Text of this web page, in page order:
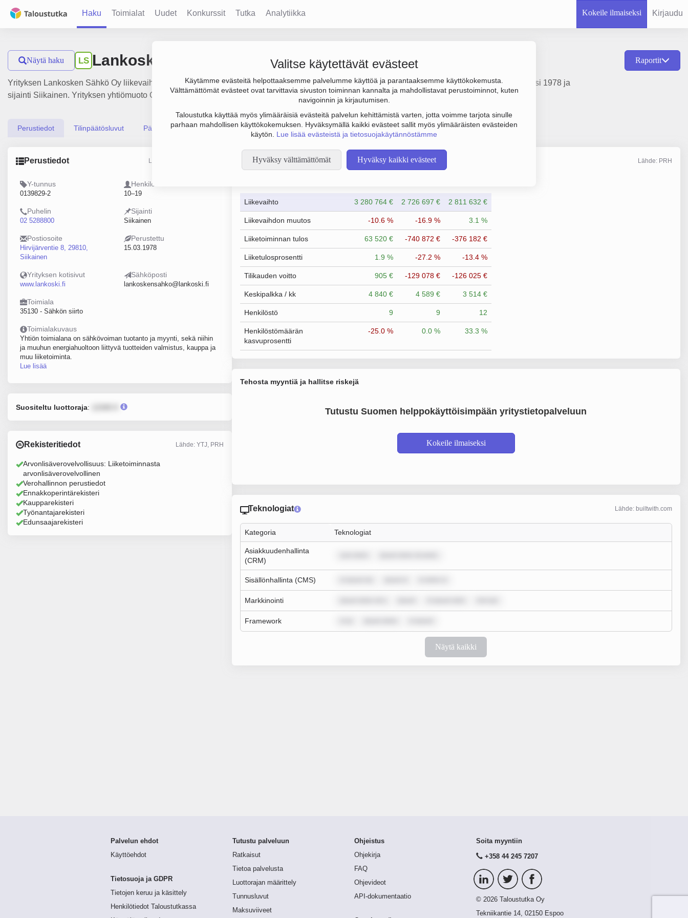
Haku Toimialat Uudet Konkurssit Tutka Analytiikka Kokeile ilmaiseksi Kirjaudu
Valitse käytettävät evästeet
Käytämme evästeitä helpottaaksemme palvelumme käyttöä ja parantaaksemme käyttökokemusta.
Välttämättömät evästeet ovat tarvittavia sivuston toiminnan kannalta ja mahdollistavat perustoiminnot, kuten
navigoinnin ja kirjautumisen.
Taloustutka käyttää myös ylimääräisiä evästeitä palvelun kehittämistä varten, jotta voimme tarjota sinulle
parhaan mahdollisen käyttökokemuksen. Hyväksymällä kaikki evästeet sallit myös ylimääräisten evästeiden
käytön. Lue lisää evästeistä ja tietosuojakäytännöstämme
Hyväksy välttämättömät Hyväksy kaikki evästeet
Näytä haku LS Lankosken Sähkö Oy Raportit
Yrityksen Lankosken Sähkö Oy liikevaihto on 2.8 milj. €, tulos -376 000 € ja henkilöstömäärä 12. Sen päätoimiala on Sähkön siirto, perustamisvuosi 1978 ja
sijainti Siikainen. Yrityksen yhtiömuoto Osakeyhtiö (OY).
Perustiedot Tilinpäätösluvut Päättäjätiedot
Perustiedot Lähde: YTJ, PRH, Traficom
Y-tunnus
0139829-2
Henkilöstömäärä
10–19
Puhelin
02 5288800
Sijainti
Siikainen
Postiosoite
Hirvijärventie 8, 29810,
Siikainen
Perustettu
15.03.1978
Yrityksen kotisivut
www.lankoski.fi
Sähköposti
lankoskensahko@lankoski.fi
Toimiala
35130 - Sähkön siirto
Toimialakuvaus
Yhtiön toimialana on sähkövoiman tuotanto ja myynti, sekä niihin
ja muuhun energiahuoltoon liittyvä tuotteiden valmistus, kauppa ja
muu liiketoiminta.
Lue lisää
Suositeltu luottoraja:
Rekisteritiedot Lähde: YTJ, PRH
Arvonlisäverovelvollisuus: Liiketoiminnasta
arvonlisäverovelvollinen
Verohallinnon perustiedot
Ennakkoperintärekisteri
Kaupparekisteri
Työnantajarekisteri
Edunsaajarekisteri
Taloustiedot Lähde: PRH
Liikevaihto 3 280 764 € 2 726 697 € 2 811 632 €
Liikevaihdon muutos -10.6 % -16.9 % 3.1 %
Liiketoiminnan tulos 63 520 € -740 872 € -376 182 €
Liiketulosprosentti 1.9 % -27.2 % -13.4 %
Tilikauden voitto 905 € -129 078 € -126 025 €
Keskipalkka / kk 4 840 € 4 589 € 3 514 €
Henkilöstö 9 9 12
Henkilöstömäärän
kasvuprosentti
-25.0 % 0.0 % 33.3 %
Tehosta myyntiä ja hallitse riskejä
Tutustu Suomen helppokäyttöisimpään yritystietopalveluun
Kokeile ilmaiseksi
Teknologiat Lähde: builtwith.com
Kategoria Teknologiat
Asiakkuudenhallinta
(CRM)
Sisällönhallinta (CMS)
Markkinointi
Framework
Näytä kaikki
Palvelun ehdot
Käyttöehdot
Tietosuoja ja GDPR
Tietojen keruu ja käsittely
Henkilötiedot Taloustutkassa
Tutustu palveluun
Ratkaisut
Tietoa palvelusta
Luottorajan määrittely
Tunnusluvut
Maksuviiveet
Ohjeistus
Ohjekirja
FAQ
Ohjevideot
API-dokumentaatio
Soita myyntiin
+358 44 245 7207
© 2026 Taloustutka Oy
Tekniikantie 14, 02150 Espoo